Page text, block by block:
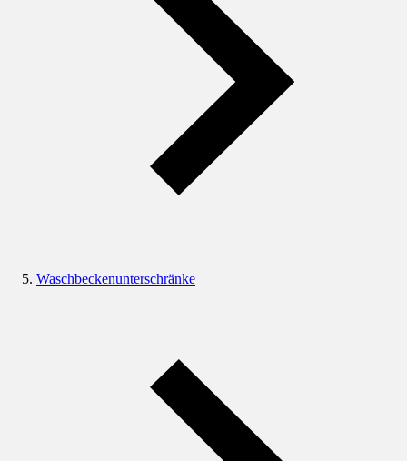
Waschbeckenunterschränke